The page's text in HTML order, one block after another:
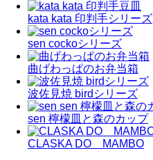
kata kata 印判手シリーズ
sen cockoシリーズ
曲げわっぱのお弁当箱
波佐見焼 birdシリーズ
sen 檸檬皿と森のカップ
CLASKA DO MAMBO